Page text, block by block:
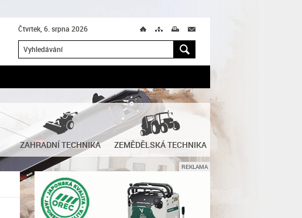
Čtvrtek, 6. srpna 2026 Ú M T M
H
ZAHRADNÍ TECHNIKA ZEMĚDĚLSKÁ TECHNIKA
REKLAMA